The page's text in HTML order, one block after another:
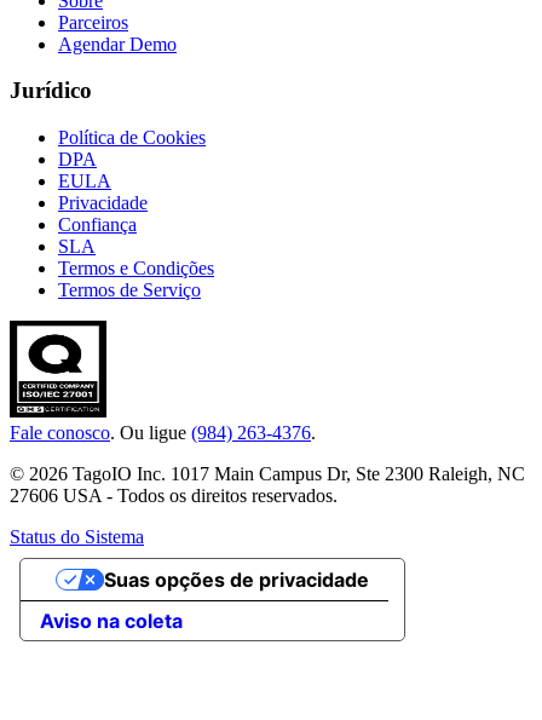
Parceiros
Agendar Demo
Jurídico
Política de Cookies
DPA
EULA
Privacidade
Confiança
SLA
Termos e Condições
Termos de Serviço
Fale conosco. Ou ligue (984) 263-4376.
© 2026 TagoIO Inc. 1017 Main Campus Dr, Ste 2300 Raleigh, NC
27606 USA - Todos os direitos reservados.
Status do Sistema
Aviso na coleta
Suas opções de privacidade